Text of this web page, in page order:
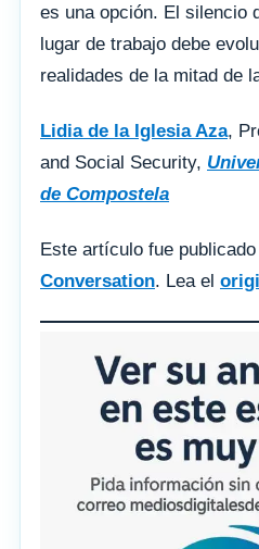
es una opción. El silencio
lugar de trabajo debe
realidades de la mitad de
Lidia de la Iglesia Aza,
and Social Security,
de Compostela
Este artículo fue
Conversation. Lea el